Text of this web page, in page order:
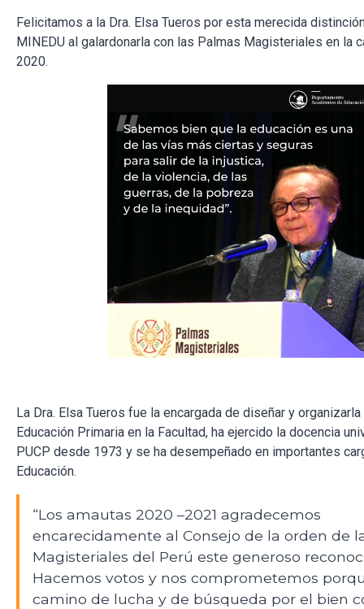
Felicitamos a la Dra. Elsa Tueros por esta merecida
MINEDU al galardonarla con las Palmas Magisteriales en la
2020.
La Dra. Elsa Tueros fue la encargada de diseñar y
Educación Primaria en la Facultad, ha ejercido la docencia
PUCP desde 1973 y se ha desempeñado en importantes
Educación.
“Los amautas 2020 –2021 agradecemos
encarecidamente al Consejo de la orden de
Magisteriales del Perú este generoso
Hacemos votos y nos comprometemos
camino de lucha y de búsqueda por el bien